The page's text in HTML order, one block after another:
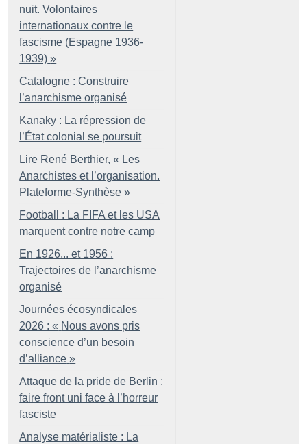
nuit. Volontaires
internationaux contre le
fascisme (Espagne 1936-
1939) »
Catalogne : Construire
l’anarchisme organisé
Kanaky : La répression de
l’État colonial se poursuit
Lire René Berthier, « Les
Anarchistes et l’organisation.
Plateforme-Synthèse »
Football : La FIFA et les USA
marquent contre notre camp
En 1926... et 1956 :
Trajectoires de l’anarchisme
organisé
Journées écosyndicales
2026 : « Nous avons pris
conscience d’un besoin
d’alliance »
Attaque de la pride de Berlin :
faire front uni face à l’horreur
fasciste
Analyse matérialiste : La